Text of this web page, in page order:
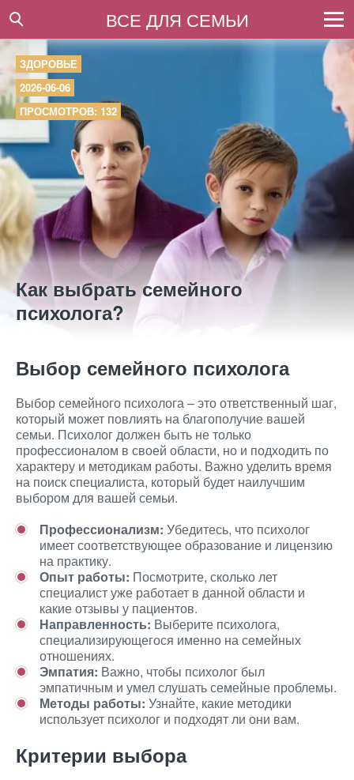
ВСЕ ДЛЯ СЕМЬИ
ЗДОРОВЬЕ
2026-06-06
ПРОСМОТРОВ: 132
Как выбрать семейного
психолога?
Выбор семейного психолога
Выбор семейного психолога – это ответственный шаг,
который может повлиять на благополучие вашей
семьи. Психолог должен быть не только
профессионалом в своей области, но и подходить по
характеру и методикам работы. Важно уделить время
на поиск специалиста, который будет наилучшим
выбором для вашей семьи.
Профессионализм: Убедитесь, что психолог
имеет соответствующее образование и лицензию
на практику.
Опыт работы: Посмотрите, сколько лет
специалист уже работает в данной области и
какие отзывы у пациентов.
Направленность: Выберите психолога,
специализирующегося именно на семейных
отношениях.
Эмпатия: Важно, чтобы психолог был
эмпатичным и умел слушать семейные проблемы.
Методы работы: Узнайте, какие методики
использует психолог и подходят ли они вам.
Критерии выбора